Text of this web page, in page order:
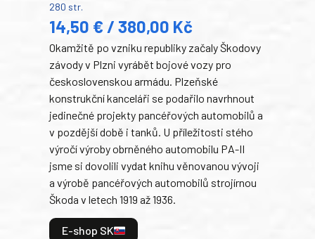
280 str.
14,50 € / 380,00 Kč
Okamžitě po vzniku republiky začaly Škodovy
závody v Plzni vyrábět bojové vozy pro
československou armádu. Plzeňské
konstrukční kanceláři se podařilo navrhnout
jedinečné projekty pancéřových automobilů a
v pozdější době i tanků. U příležitosti stého
výročí výroby obrněného automobilu PA-II
jsme si dovolili vydat knihu věnovanou vývoji
a výrobě pancéřových automobilů strojírnou
Škoda v letech 1919 až 1936.
E-shop SK